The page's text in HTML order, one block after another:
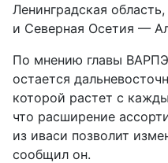
Ленинградская
и Северная Осетия —
По мнению главы
остается
которой растет с
что расширение
из иваси позволит
сообщил он.